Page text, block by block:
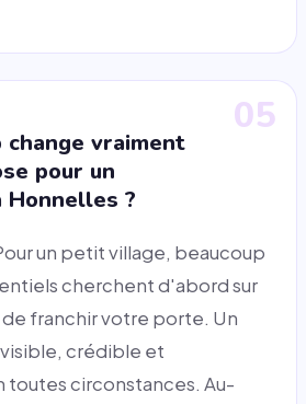
05
vraiment
pour un
Honnelles ?
un petit village, beaucoup
cherchent d'abord sur
franchir votre porte. Un
crédible et
toutes circonstances. Au-